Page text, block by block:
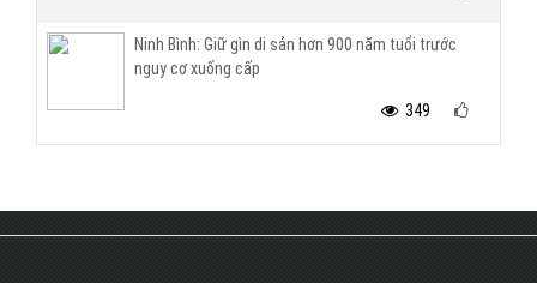
Ninh Bình: Giữ gìn di sản hơn 900 năm tuổi trước
nguy cơ xuống cấp
349